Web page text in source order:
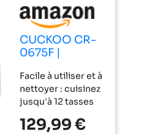
familles occupées
: regorgeant de
fonctionnalités
utiles telles que le
riz blanc rapide et
un réglage de la
minuterie + un
mode de
chauffage, cette
casserole à riz
CUCKOO CR-
0675F |
Micom de 6
tasses (non
cuit) | 13
options de
menu : quinoa,
Facile à utiliser et à
nettoyer : cuisinez
jusqu'à 12 tasses
avec ce cuiseur à
129,99 €